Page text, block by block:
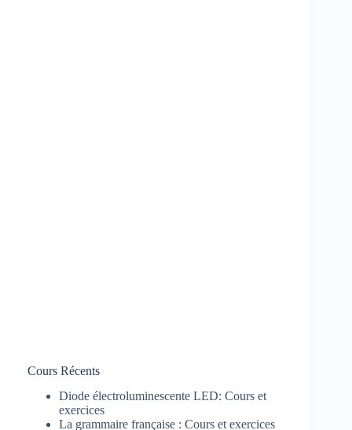
Cours Récents
Diode électroluminescente LED: Cours et
exercices
La grammaire française : Cours et exercices